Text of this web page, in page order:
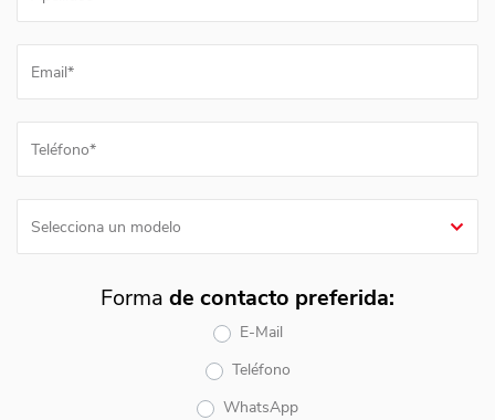
Forma de contacto preferida:
E-Mail
Teléfono
WhatsApp